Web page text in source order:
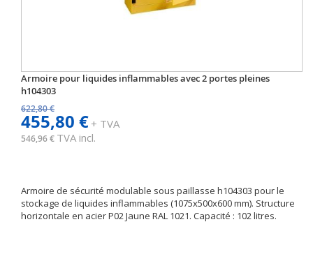
Armoire pour liquides inflammables avec 2 portes pleines
h104303
622,80 €
455,80 €+ TVA
546,96 € TVA incl.
Armoire de sécurité modulable sous paillasse h104303 pour le
stockage de liquides inflammables (1075x500x600 mm). Structure
horizontale en acier P02 Jaune RAL 1021. Capacité : 102 litres.